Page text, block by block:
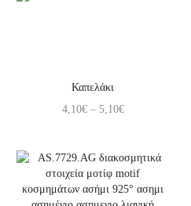
Καπελάκι
4,10€ – 5,10€